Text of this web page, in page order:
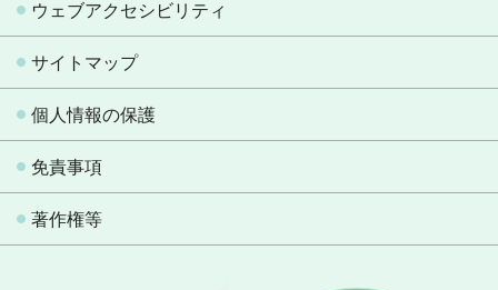
ウェブアクセシビリティ
サイトマップ
個人情報の保護
免責事項
著作権等